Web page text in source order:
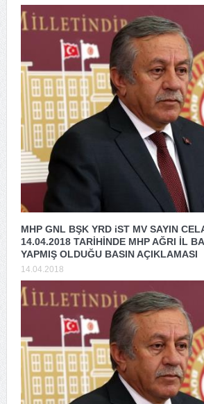
MHP GNL BŞK YRD iST MV SAYIN
14.04.2018 TARİHİNDE MHP AĞRI İL
YAPMIŞ OLDUĞU BASIN AÇIKLAMASI
14.04.2018